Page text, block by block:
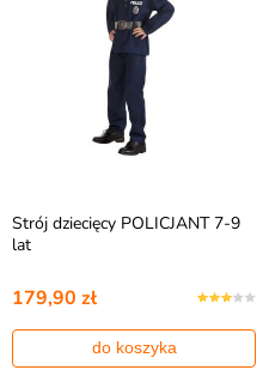
Strój dziecięcy POLICJANT 7-9
lat
179,90 zł
do koszyka